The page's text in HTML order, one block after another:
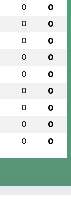
0 0
0 0
0 0
0 0
0 0
0 0
0 0
0 0
0 0